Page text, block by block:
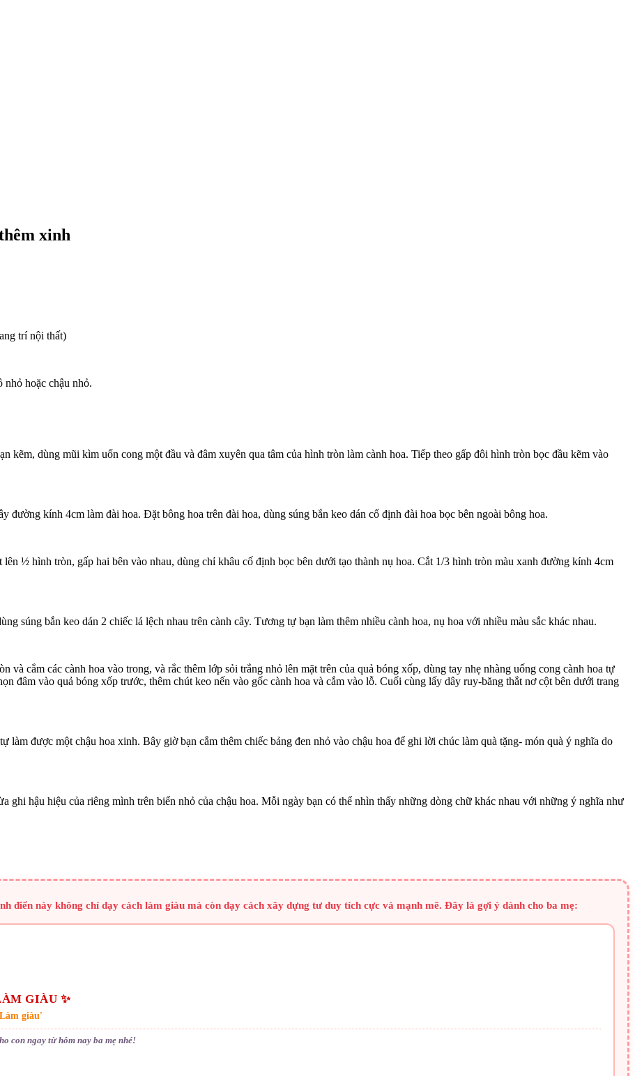
xinh
trí nội thất)
hoặc chậu nhỏ.
kẽm, dùng mũi kìm uốn cong một đầu và đâm xuyên qua tâm của hình tròn làm cành hoa. Tiếp theo gấp đôi hình tròn bọc đầu kẽm vào
đường kính 4cm làm đài hoa. Đặt bông hoa trên đài hoa, dùng súng bắn keo dán cố định đài hoa bọc bên ngoài bông hoa.
½ hình tròn, gấp hai bên vào nhau, dùng chỉ khâu cố định bọc bên dưới tạo thành nụ hoa. Cắt 1/3 hình tròn màu xanh đường kính 4cm
súng bắn keo dán 2 chiếc lá lệch nhau trên cành cây. Tương tự bạn làm thêm nhiều cành hoa, nụ hoa với nhiều màu sắc khác nhau.
và cắm các cành hoa vào trong, và rắc thêm lớp sỏi trắng nhỏ lên mặt trên của quả bóng xốp, dùng tay nhẹ nhàng uống cong cành hoa tự
đâm vào quả bóng xốp trước, thêm chút keo nến vào gốc cành hoa và cắm vào lỗ. Cuối cùng lấy dây ruy-băng thắt nơ cột bên dưới trang
làm được một chậu hoa xinh. Bây giờ bạn cắm thêm chiếc bảng đen nhỏ vào chậu hoa để ghi lời chúc làm quà tặng- món quà ý nghĩa do
ghi hậu hiệu của riêng mình trên biển nhỏ của chậu hoa. Mỗi ngày bạn có thể nhìn thấy những dòng chữ khác nhau với những ý nghĩa như
điển này không chỉ dạy cách làm giàu mà còn dạy cách xây dựng tư duy tích cực và mạnh mẽ. Đây là gợi ý dành cho ba mẹ:
GIÀU ✨
giàu'
con ngay từ hôm nay ba mẹ nhé!